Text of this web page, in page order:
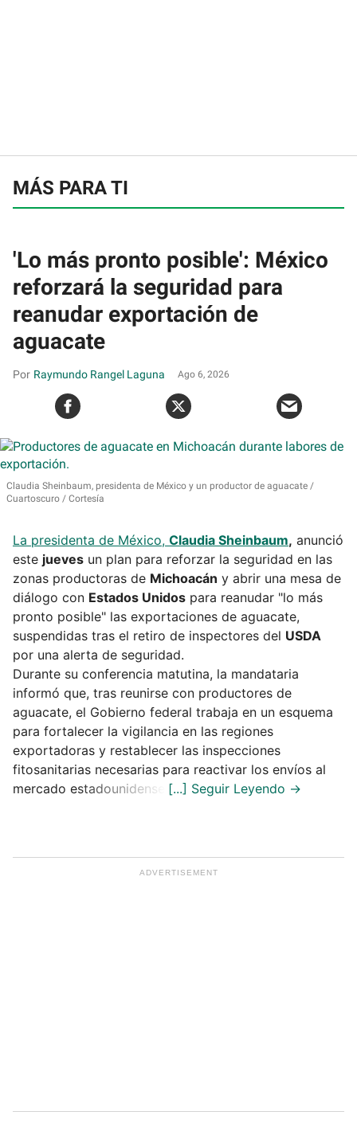
MÁS PARA TI
'Lo más pronto posible': México
reforzará la seguridad para
reanudar exportación de
aguacate
Raymundo Rangel Laguna Ago 6, 2026
Claudia Sheinbaum, presidenta de México y un productor de aguacate
Cuartoscuro / Cortesía
La presidenta de México, Claudia Sheinbaum, anunció
este jueves un plan para reforzar la seguridad en las
zonas productoras de Michoacán y abrir una mesa de
diálogo con Estados Unidos para reanudar "lo más
pronto posible" las exportaciones de aguacate,
suspendidas tras el retiro de inspectores del USDA
por una alerta de seguridad.
Durante su conferencia matutina, la mandataria
informó que, tras reunirse con productores de
aguacate, el Gobierno federal trabaja en un esquema
para fortalecer la vigilancia en las regiones
exportadoras y restablecer las inspecciones
fitosanitarias necesarias para reactivar los envíos al
mercado estadounidense.